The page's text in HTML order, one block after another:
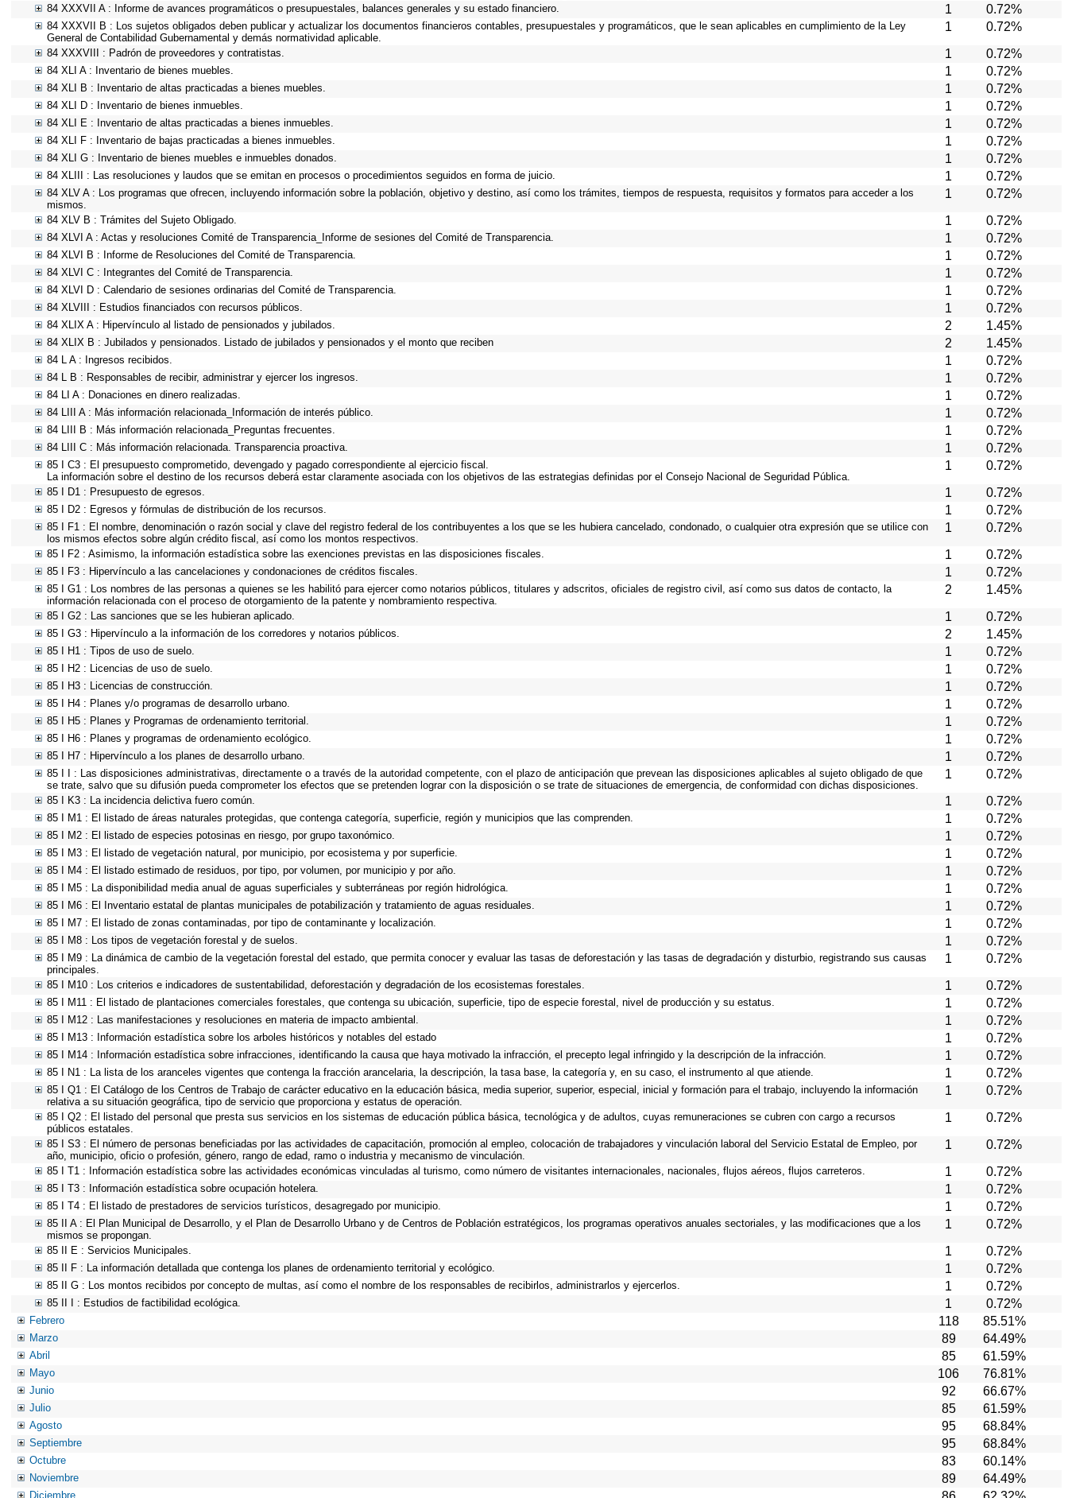
84 XXXVII A : Informe de avances programáticos o presupuestales, balances generales y su estado financiero. 1 0.72%
84 XXXVII B : Los sujetos obligados deben publicar y actualizar los documentos financieros contables, presupuestales y programáticos, que le sean aplicables en cumplimiento de la Ley
General de Contabilidad Gubernamental y demás normatividad aplicable.
1 0.72%
84 XXXVIII : Padrón de proveedores y contratistas. 1 0.72%
84 XLI A : Inventario de bienes muebles. 1 0.72%
84 XLI B : Inventario de altas practicadas a bienes muebles. 1 0.72%
84 XLI D : Inventario de bienes inmuebles. 1 0.72%
84 XLI E : Inventario de altas practicadas a bienes inmuebles. 1 0.72%
84 XLI F : Inventario de bajas practicadas a bienes inmuebles. 1 0.72%
84 XLI G : Inventario de bienes muebles e inmuebles donados. 1 0.72%
84 XLIII : Las resoluciones y laudos que se emitan en procesos o procedimientos seguidos en forma de juicio. 1 0.72%
84 XLV A : Los programas que ofrecen, incluyendo información sobre la población, objetivo y destino, así como los trámites, tiempos de respuesta, requisitos y formatos para acceder a los
mismos.
1 0.72%
84 XLV B : Trámites del Sujeto Obligado. 1 0.72%
84 XLVI A : Actas y resoluciones Comité de Transparencia_Informe de sesiones del Comité de Transparencia. 1 0.72%
84 XLVI B : Informe de Resoluciones del Comité de Transparencia. 1 0.72%
84 XLVI C : Integrantes del Comité de Transparencia. 1 0.72%
84 XLVI D : Calendario de sesiones ordinarias del Comité de Transparencia. 1 0.72%
84 XLVIII : Estudios financiados con recursos públicos. 1 0.72%
84 XLIX A : Hipervínculo al listado de pensionados y jubilados. 2 1.45%
84 XLIX B : Jubilados y pensionados. Listado de jubilados y pensionados y el monto que reciben 2 1.45%
84 L A : Ingresos recibidos. 1 0.72%
84 L B : Responsables de recibir, administrar y ejercer los ingresos. 1 0.72%
84 LI A : Donaciones en dinero realizadas. 1 0.72%
84 LIII A : Más información relacionada_Información de interés público. 1 0.72%
84 LIII B : Más información relacionada_Preguntas frecuentes. 1 0.72%
84 LIII C : Más información relacionada. Transparencia proactiva. 1 0.72%
85 I C3 : El presupuesto comprometido, devengado y pagado correspondiente al ejercicio fiscal.
La información sobre el destino de los recursos deberá estar claramente asociada con los objetivos de las estrategias definidas por el Consejo Nacional de Seguridad Pública.
1 0.72%
85 I D1 : Presupuesto de egresos. 1 0.72%
85 I D2 : Egresos y fórmulas de distribución de los recursos. 1 0.72%
85 I F1 : El nombre, denominación o razón social y clave del registro federal de los contribuyentes a los que se les hubiera cancelado, condonado, o cualquier otra expresión que se utilice con
los mismos efectos sobre algún crédito fiscal, así como los montos respectivos.
1 0.72%
85 I F2 : Asimismo, la información estadística sobre las exenciones previstas en las disposiciones fiscales. 1 0.72%
85 I F3 : Hipervínculo a las cancelaciones y condonaciones de créditos fiscales. 1 0.72%
85 I G1 : Los nombres de las personas a quienes se les habilitó para ejercer como notarios públicos, titulares y adscritos, oficiales de registro civil, así como sus datos de contacto, la
información relacionada con el proceso de otorgamiento de la patente y nombramiento respectiva.
2 1.45%
85 I G2 : Las sanciones que se les hubieran aplicado. 1 0.72%
85 I G3 : Hipervínculo a la información de los corredores y notarios públicos. 2 1.45%
85 I H1 : Tipos de uso de suelo. 1 0.72%
85 I H2 : Licencias de uso de suelo. 1 0.72%
85 I H3 : Licencias de construcción. 1 0.72%
85 I H4 : Planes y/o programas de desarrollo urbano. 1 0.72%
85 I H5 : Planes y Programas de ordenamiento territorial. 1 0.72%
85 I H6 : Planes y programas de ordenamiento ecológico. 1 0.72%
85 I H7 : Hipervínculo a los planes de desarrollo urbano. 1 0.72%
85 I I : Las disposiciones administrativas, directamente o a través de la autoridad competente, con el plazo de anticipación que prevean las disposiciones aplicables al sujeto obligado de que
se trate, salvo que su difusión pueda comprometer los efectos que se pretenden lograr con la disposición o se trate de situaciones de emergencia, de conformidad con dichas disposiciones.
1 0.72%
85 I K3 : La incidencia delictiva fuero común. 1 0.72%
85 I M1 : El listado de áreas naturales protegidas, que contenga categoría, superficie, región y municipios que las comprenden. 1 0.72%
85 I M2 : El listado de especies potosinas en riesgo, por grupo taxonómico. 1 0.72%
85 I M3 : El listado de vegetación natural, por municipio, por ecosistema y por superficie. 1 0.72%
85 I M4 : El listado estimado de residuos, por tipo, por volumen, por municipio y por año. 1 0.72%
85 I M5 : La disponibilidad media anual de aguas superficiales y subterráneas por región hidrológica. 1 0.72%
85 I M6 : El Inventario estatal de plantas municipales de potabilización y tratamiento de aguas residuales. 1 0.72%
85 I M7 : El listado de zonas contaminadas, por tipo de contaminante y localización. 1 0.72%
85 I M8 : Los tipos de vegetación forestal y de suelos. 1 0.72%
85 I M9 : La dinámica de cambio de la vegetación forestal del estado, que permita conocer y evaluar las tasas de deforestación y las tasas de degradación y disturbio, registrando sus causas
principales.
1 0.72%
85 I M10 : Los criterios e indicadores de sustentabilidad, deforestación y degradación de los ecosistemas forestales. 1 0.72%
85 I M11 : El listado de plantaciones comerciales forestales, que contenga su ubicación, superficie, tipo de especie forestal, nivel de producción y su estatus. 1 0.72%
85 I M12 : Las manifestaciones y resoluciones en materia de impacto ambiental. 1 0.72%
85 I M13 : Información estadística sobre los arboles históricos y notables del estado 1 0.72%
85 I M14 : Información estadística sobre infracciones, identificando la causa que haya motivado la infracción, el precepto legal infringido y la descripción de la infracción. 1 0.72%
85 I N1 : La lista de los aranceles vigentes que contenga la fracción arancelaria, la descripción, la tasa base, la categoría y, en su caso, el instrumento al que atiende. 1 0.72%
85 I Q1 : El Catálogo de los Centros de Trabajo de carácter educativo en la educación básica, media superior, superior, especial, inicial y formación para el trabajo, incluyendo la información
relativa a su situación geográfica, tipo de servicio que proporciona y estatus de operación.
1 0.72%
85 I Q2 : El listado del personal que presta sus servicios en los sistemas de educación pública básica, tecnológica y de adultos, cuyas remuneraciones se cubren con cargo a recursos
públicos estatales.
1 0.72%
85 I S3 : El número de personas beneficiadas por las actividades de capacitación, promoción al empleo, colocación de trabajadores y vinculación laboral del Servicio Estatal de Empleo, por
año, municipio, oficio o profesión, género, rango de edad, ramo o industria y mecanismo de vinculación.
1 0.72%
85 I T1 : Información estadística sobre las actividades económicas vinculadas al turismo, como número de visitantes internacionales, nacionales, flujos aéreos, flujos carreteros. 1 0.72%
85 I T3 : Información estadística sobre ocupación hotelera. 1 0.72%
85 I T4 : El listado de prestadores de servicios turísticos, desagregado por municipio. 1 0.72%
85 II A : El Plan Municipal de Desarrollo, y el Plan de Desarrollo Urbano y de Centros de Población estratégicos, los programas operativos anuales sectoriales, y las modificaciones que a los
mismos se propongan.
1 0.72%
85 II E : Servicios Municipales. 1 0.72%
85 II F : La información detallada que contenga los planes de ordenamiento territorial y ecológico. 1 0.72%
85 II G : Los montos recibidos por concepto de multas, así como el nombre de los responsables de recibirlos, administrarlos y ejercerlos. 1 0.72%
85 II I : Estudios de factibilidad ecológica. 1 0.72%
Febrero 118 85.51%
Marzo 89 64.49%
Abril 85 61.59%
Mayo 106 76.81%
Junio 92 66.67%
Julio 85 61.59%
Agosto 95 68.84%
Septiembre 95 68.84%
Octubre 83 60.14%
Noviembre 89 64.49%
Diciembre